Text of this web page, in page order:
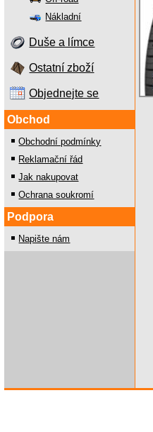
Nákladní
Duše a límce
Ostatní zboží
Objednejte se
Obchod
Obchodní podmínky
Reklamační řád
Jak nakupovat
Ochrana soukromí
Podpora
Napište nám